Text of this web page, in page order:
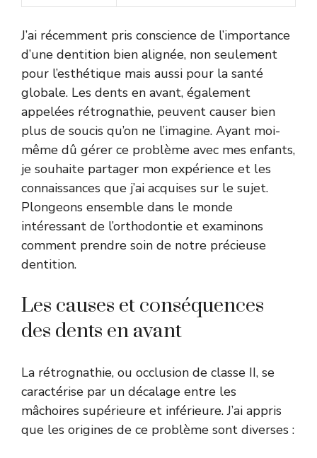
J’ai récemment pris conscience de l’importance
d’une dentition bien alignée, non seulement
pour l’esthétique mais aussi pour la santé
globale. Les dents en avant, également
appelées rétrognathie, peuvent causer bien
plus de soucis qu’on ne l’imagine. Ayant moi-
même dû gérer ce problème avec mes enfants,
je souhaite partager mon expérience et les
connaissances que j’ai acquises sur le sujet.
Plongeons ensemble dans le monde
intéressant de l’orthodontie et examinons
comment prendre soin de notre précieuse
dentition.
Les causes et conséquences
des dents en avant
La rétrognathie, ou occlusion de classe II, se
caractérise par un décalage entre les
mâchoires supérieure et inférieure. J’ai appris
que les origines de ce problème sont diverses :